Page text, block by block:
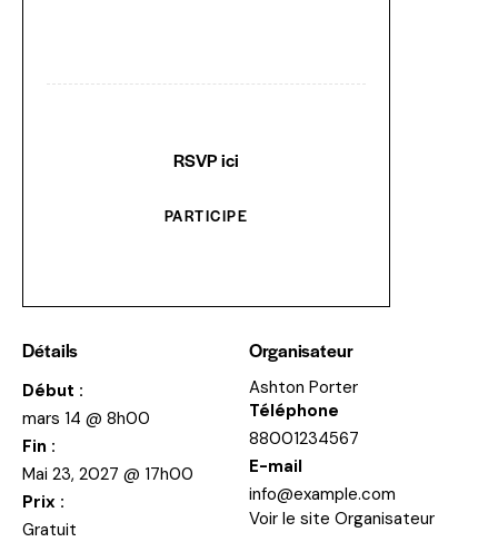
RSVP ici
PARTICIPE
Détails
Début :
mars 14 @ 8h00
Fin :
Mai 23, 2027 @ 17h00
Prix :
Gratuit
Organisateur
Ashton Porter
Téléphone
88001234567
E-mail
info@example.com
Voir le site Organisateur